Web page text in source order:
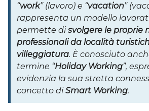
“work” (lavoro) e “vacation”
rappresenta un modello
permette disvolgere le proprie
professionali da località
villeggiatura. È conosciuto
termine “Holiday Working”,
evidenzia la sua stretta
concetto diSmart Working.